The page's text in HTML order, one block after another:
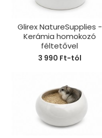
Glirex NatureSupplies -
Kerámia homokozó
féltetővel
3 990 Ft-tól